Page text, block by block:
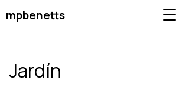
mpbenetts
Jardín